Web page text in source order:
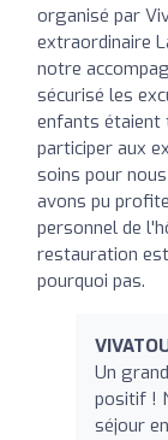
organisé par
extraordinaire
notre
sécurisé les
enfants étaient
participer aux
soins pour
avons pu
personnel de
restauration
pourquoi pas.
Un
positif !
séjour